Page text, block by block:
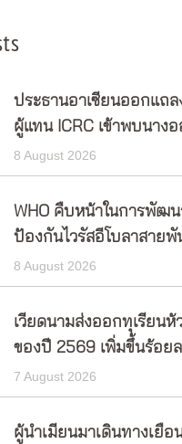
ประธานอาเซียนออกแถ
ผู้แทน ICRC เข้าพบนาง
8 August 2026
WHO คืบหน้าในการพัฒ
ป้องกันไวรัสอีโบลาสายพั
8 August 2026
เวียดนามส่งออกทุเรียนห้
ของปี 2569 เพิ่มขึ้นร้อย
7 August 2026
ผู้นำเมียนมาเดินทางเยือ